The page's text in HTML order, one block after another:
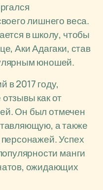
лишнего веса.
в школу, чтобы
Аки Адагаки, став
юношей.
2017 году,
как от
Он был отмечен
а также
Успех
манги
ожидающих